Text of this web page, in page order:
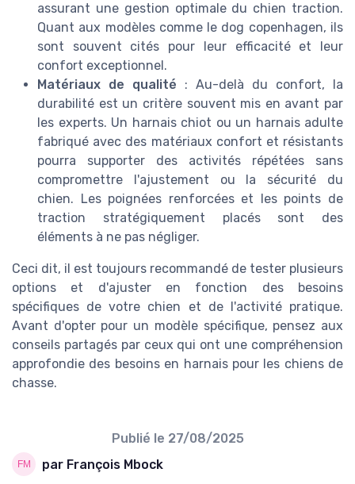
assurant une gestion optimale du chien traction.
Quant aux modèles comme le dog copenhagen, ils
sont souvent cités pour leur efficacité et leur
confort exceptionnel.
Matériaux de qualité : Au-delà du confort, la
durabilité est un critère souvent mis en avant par
les experts. Un harnais chiot ou un harnais adulte
fabriqué avec des matériaux confort et résistants
pourra supporter des activités répétées sans
compromettre l'ajustement ou la sécurité du
chien. Les poignées renforcées et les points de
traction stratégiquement placés sont des
éléments à ne pas négliger.
Ceci dit, il est toujours recommandé de tester plusieurs
options et d'ajuster en fonction des besoins
spécifiques de votre chien et de l'activité pratique.
Avant d'opter pour un modèle spécifique, pensez aux
conseils partagés par ceux qui ont une compréhension
approfondie des besoins en harnais pour les chiens de
chasse.
Publié le 27/08/2025
par François Mbock